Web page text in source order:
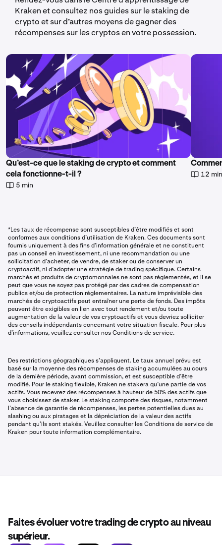
Kraken et consultez nos guides sur le staking de
crypto et sur d’autres moyens de gagner des
récompenses sur les cryptos en votre possession.
Qu’est-ce que le staking de crypto et comment
cela fonctionne-t-il ?
5 min
12
*Les taux de récompense sont susceptibles d’être modifiés et sont
conformes aux conditions d’utilisation de Kraken. Ces documents sont
fournis uniquement à des fins d’information générale et ne constituent
pas un conseil en investissement, ni une recommandation ou une
sollicitation d’acheter, de vendre, de staker ou de conserver un
cryptoactif, ni d’adopter une stratégie de trading spécifique. Certains
marchés et produits de cryptomonnaies ne sont pas réglementés, et il se
peut que vous ne soyez pas protégé par des cadres de compensation
publics et/ou de protection réglementaires. La nature imprévisible des
marchés de cryptoactifs peut entraîner une perte de fonds. Des impôts
peuvent être exigibles en lien avec tout rendement et/ou toute
augmentation de la valeur de vos cryptoactifs et vous devriez solliciter
des conseils indépendants concernant votre situation fiscale. Pour plus
d’informations, veuillez consulter nos Conditions de service.
Des restrictions géographiques s’appliquent. Le taux annuel prévu est
basé sur la moyenne des récompenses de staking accumulées au cours
de la dernière période, avant commission, et est susceptible d’être
modifié. Pour le staking flexible, Kraken ne stakera qu’une partie de vos
actifs. Vous recevrez des récompenses à hauteur de 50% des actifs que
vous choisissez de staker. Le staking comporte des risques, notamment
l’absence de garantie de récompenses, les pertes potentielles dues au
slashing ou aux piratages et la dépréciation de la valeur des actifs
pendant qu’ils sont stakés. Veuillez consulter les Conditions de service de
Kraken pour toute information complémentaire.
Faites évoluer votre trading de crypto au niveau
supérieur.